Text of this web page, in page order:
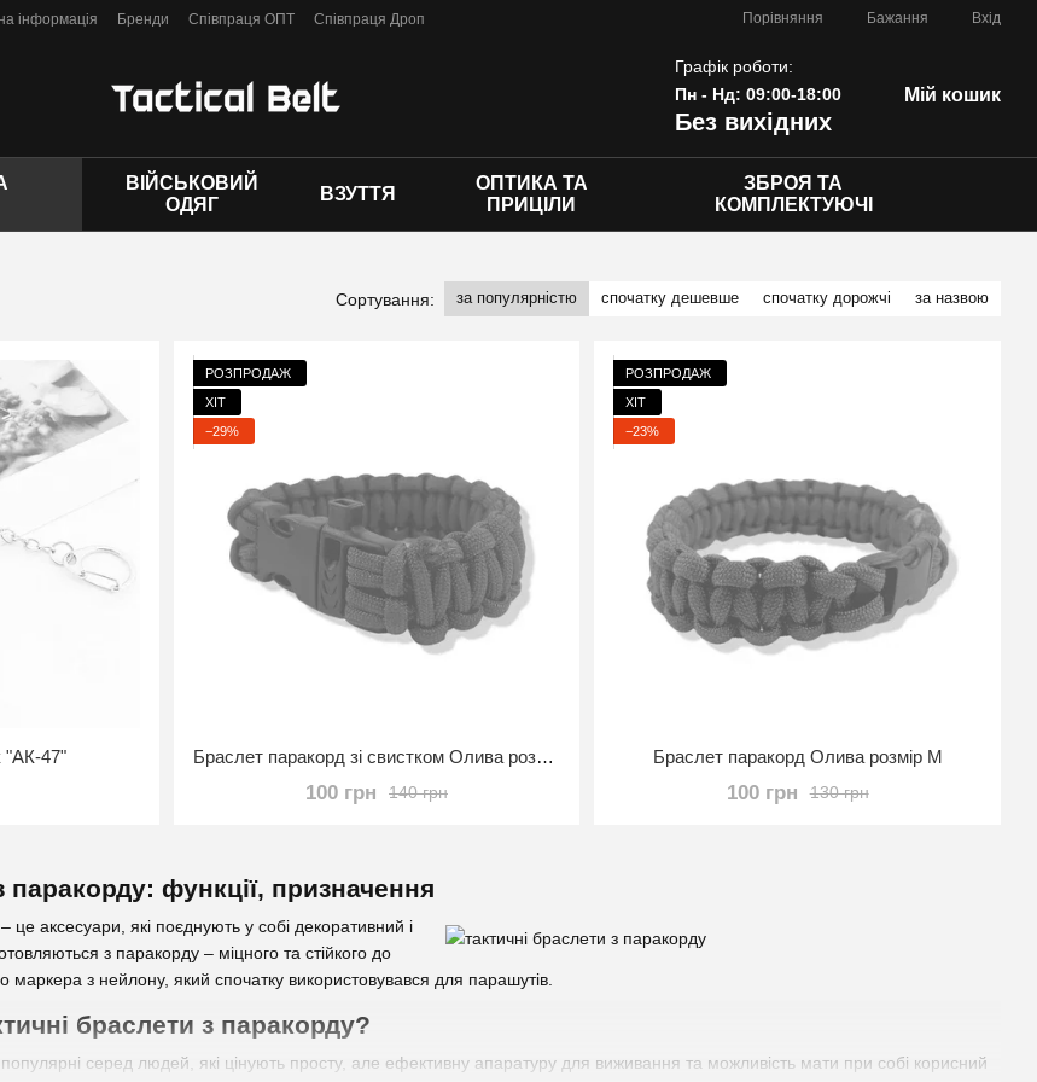
інформація Бренди Співпраця ОПТ
Співпраця Дроп
Порівняння Бажання Вхід
Графік роботи:
Пн - Нд: 09:00-18:00
Без вихідних
Мій кошик
ВІЙСЬКОВИЙ
ОДЯГ
ВЗУТТЯ
ОПТИКА ТА
ПРИЦІЛИ
ЗБРОЯ ТА
КОМПЛЕКТУЮЧІ
Сортування: за популярністю спочатку дешевше спочатку дорожчі за назвою
паракорду: функції, призначення
це аксесуари, які поєднують у собі декоративний і
з паракорду – міцного та стійкого до
маркера з нейлону, який спочатку використовувався для парашутів.
браслети з паракорду?
серед людей, які цінують просту, але ефективну апаратуру для виживання та можливість мати при собі корисний
"АК-47"
РОЗПРОДАЖ
ХІТ
−29%
Браслет паракорд зі свистком Олива розмір М
140 грн
100 грн
РОЗПРОДАЖ
ХІТ
−23%
Браслет паракорд Олива розмір М
130 грн
100 грн